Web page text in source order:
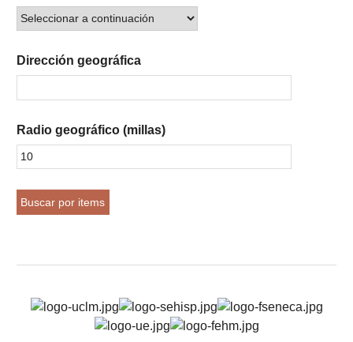
Dirección geográfica
Radio geográfico (millas)